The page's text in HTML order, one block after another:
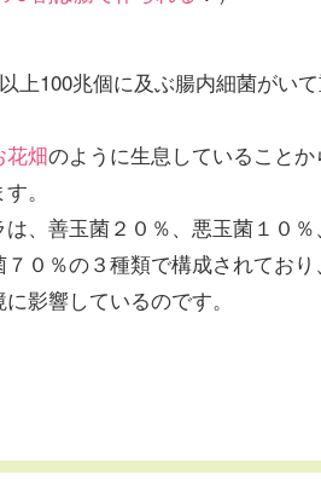
上100兆個に及ぶ腸内細菌がい
花畑のように生息していることか
。
、善玉菌２０％、悪玉菌１０
０％の３種類で構成されてお
影響しているのです。